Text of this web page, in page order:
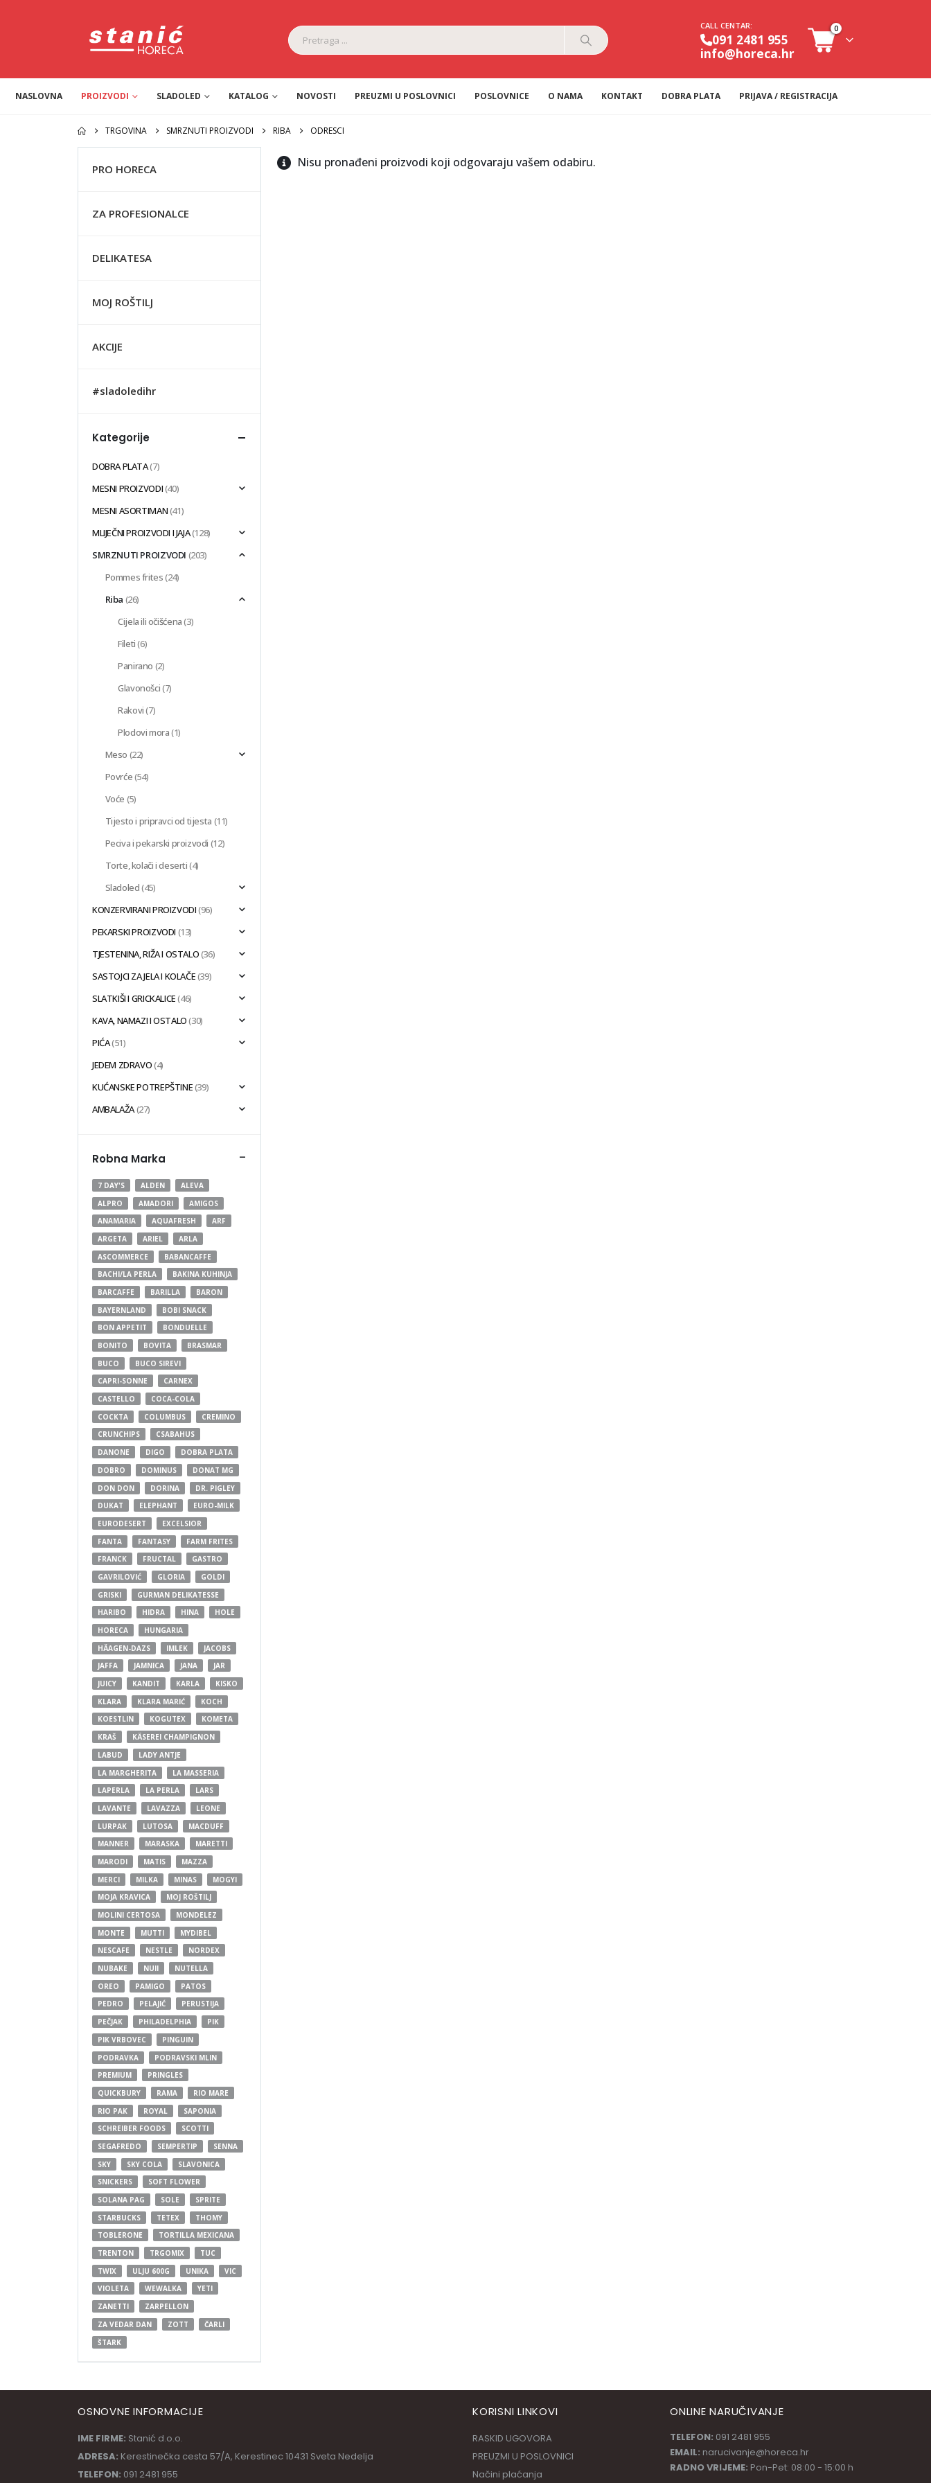
CALL CENTAR:
091 2481 955
info@horeca.hr
0
NASLOVNA PROIZVODI SLADOLED KATALOG NOVOSTI PREUZMI U POSLOVNICI POSLOVNICE O NAMA KONTAKT DOBRA PLATA PRIJAVA / REGISTRACIJA
TRGOVINA SMRZNUTI PROIZVODI RIBA ODRESCI
Nisu pronađeni proizvodi koji odgovaraju vašem odabiru.
PRO HORECA
ZA PROFESIONALCE
DELIKATESA
MOJ ROŠTILJ
AKCIJE
#sladoledihr
Kategorije
DOBRA PLATA(7)
MESNI PROIZVODI(40)
MESNI ASORTIMAN(41)
MLIJEČNI PROIZVODI I JAJA(128)
SMRZNUTI PROIZVODI (203)
Pommes frites(24)
Riba (26)
Cijela ili očišćena(3)
Fileti(6)
Panirano (2)
Glavonošci(7)
Rakovi(7)
Plodovi mora(1)
Meso (22)
Povrće(54)
Voće (5)
Tijesto i pripravci od tijesta (11)
Peciva i pekarski proizvodi (12)
Torte, kolači i deserti(4)
Sladoled(45)
KONZERVIRANI PROIZVODI(96)
PEKARSKI PROIZVODI (13)
TJESTENINA, RIŽA I OSTALO(36)
SASTOJCI ZA JELA I KOLAČE(39)
SLATKIŠI I GRICKALICE(46)
KAVA, NAMAZI I OSTALO(30)
PIĆA(51)
JEDEM ZDRAVO(4)
KUĆANSKE POTREPŠTINE(39)
AMBALAŽA(27)
Robna Marka -
7 DAY'S ALDEN
ALEVA
ALPRO
AMADORI
AMIGOS
ANAMARIA
AQUAFRESH
ARF
ARGETA
ARIEL
ARLA
ASCOMMERCE
BABANCAFFE
BACHI/LA PERLA
BAKINA KUHINJA
BARCAFFE
BARILLA
BARON
BAYERNLAND
BOBI SNACK
BON APPETIT
BONDUELLE
BONITO
BOVITA
BRASMAR
BUCO
BUCO SIREVI
CAPRI-SONNE
CARNEX
CASTELLO
COCA-COLA
COCKTA
COLUMBUS
CREMINO
CRUNCHIPS
CSABAHUS
DANONE
DIGO
DOBRA PLATA
DOBRO
DOMINUS
DONAT MG
DON DON
DORINA
DR. PIGLEY
DUKAT
ELEPHANT
EURO-MILK
EURODESERT
EXCELSIOR
FANTA
FANTASY
FARM FRITES
FRANCK
FRUCTAL
GASTRO
GAVRILOVIĆ
GLORIA
GOLDI
GRISKI
GURMAN DELIKATESSE
HARIBO
HIDRA HINA
HOLE
HORECA
HUNGARIA
HÄAGEN-DAZS
IMLEK
JACOBS
JAFFA
JAMNICA JANA
JAR
JUICY
KANDIT KARLA
KISKO
KLARA
KLARA MARIĆ
KOCH
KOESTLIN
KOGUTEX
KOMETA
KRAŠ
KÄSEREI CHAMPIGNON
LABUD
LADY ANTJE
LA MARGHERITA
LA MASSERIA
LAPERLA
LA PERLA
LARS
LAVANTE
LAVAZZA
LEONE
LURPAK
LUTOSA
MACDUFF
MANNER
MARASKA
MARETTI
MARODI
MATIS
MAZZA
MERCI
MILKA MINAS
MOGYI
MOJA KRAVICA
MOJ ROŠTILJ
MOLINI CERTOSA
MONDELEZ
MONTE
MUTTI
MYDIBEL
NESCAFE
NESTLE
NORDEX
NUBAKE
NUII
NUTELLA
OREO
PAMIGO
PATOS
PEDRO
PELAJIĆ
PERUSTIJA
PEČJAK
PHILADELPHIA
PIK
PIK VRBOVEC
PINGUIN
PODRAVKA
PODRAVSKI MLIN
PREMIUM
PRINGLES
QUICKBURY
RAMA
RIO MARE
RIO PAK
ROYAL
SAPONIA
SCHREIBER FOODS
SCOTTI
SEGAFREDO
SEMPERTIP
SENNA
SKY
SKY COLA
SLAVONICA
SNICKERS
SOFT FLOWER
SOLANA PAG
SOLE
SPRITE
STARBUCKS
TETEX
THOMY
TOBLERONE
TORTILLA MEXICANA
TRENTON
TRGOMIX
TUC
TWIX
ULJU 600G UNIKA
VIC
VIOLETA
WEWALKA
YETI
ZANETTI
ZARPELLON
ZA VEDAR DAN
ZOTT
ČARLI
ŠTARK
OSNOVNE INFORMACIJE
IME FIRME: Stanić d.o.o.
ADRESA: Kerestinečka cesta 57/A, Kerestinec 10431 Sveta Nedelja
TELEFON: 091 2481 955
KORISNI LINKOVI
RASKID UGOVORA
PREUZMI U POSLOVNICI
Načini plaćanja
ONLINE NARUČIVANJE
TELEFON: 091 2481 955
EMAIL: narucivanje@horeca.hr
RADNO VRIJEME: Pon-Pet: 08:00 - 15:00 h